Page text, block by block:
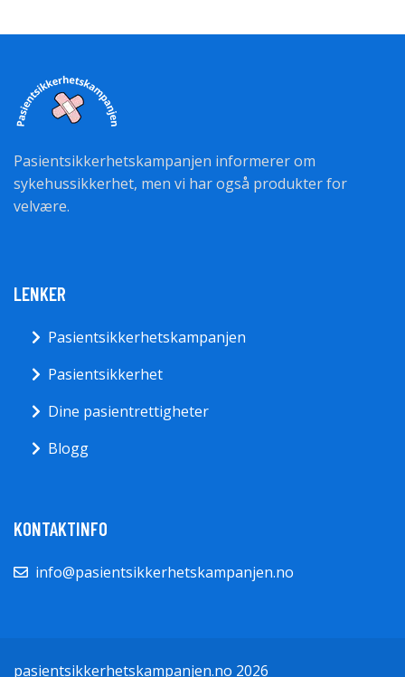
Pasientsikkerhetskampanjen informerer om
sykehussikkerhet, men vi har også produkter for
velvære.
LENKER
Pasientsikkerhetskampanjen
Pasientsikkerhet
Dine pasientrettigheter
Blogg
KONTAKTINFO
info@pasientsikkerhetskampanjen.no
pasientsikkerhetskampanjen.no 2026